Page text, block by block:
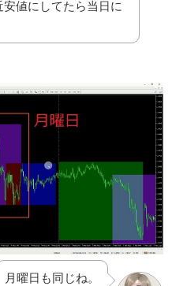
安値にしてたら当日に
月曜日も同じね。